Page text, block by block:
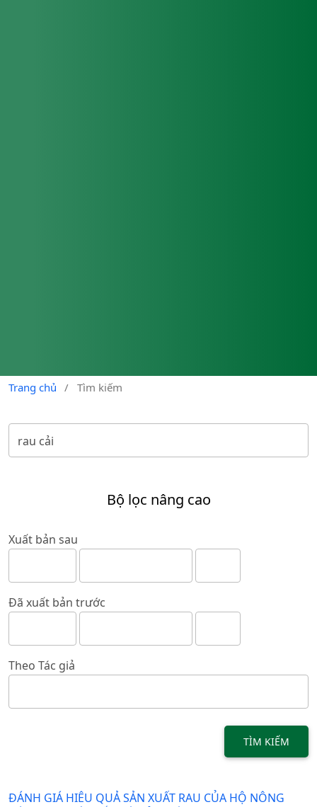
Trang chủ / Tìm kiếm
Bộ lọc nâng cao
Xuất bản sau
Đã xuất bản trước
Theo Tác giả
TÌM KIẾM
ĐÁNH GIÁ HIÊU QUẢ SẢN XUẤT RAU CỦA HỘ NÔNG